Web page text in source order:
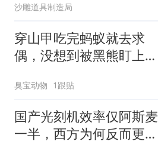
沙雕道具制造局
穿山甲吃完蚂蚁就去求
偶，没想到被黑熊盯上
臭宝动物 1跟贴
国产光刻机效率仅阿斯麦
一半，西方为何反而更